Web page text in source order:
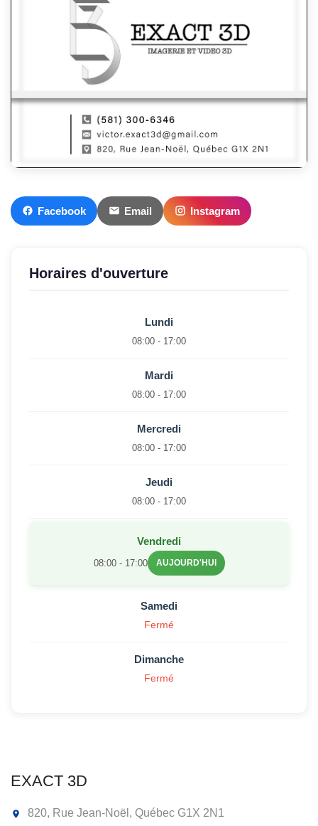
Facebook Email Instagram
Horaires d'ouverture
Lundi
08:00 - 17:00
Mardi
08:00 - 17:00
Mercredi
08:00 - 17:00
Jeudi
08:00 - 17:00
Vendredi
08:00 - 17:00 AUJOURD'HUI
Samedi
Fermé
Dimanche
Fermé